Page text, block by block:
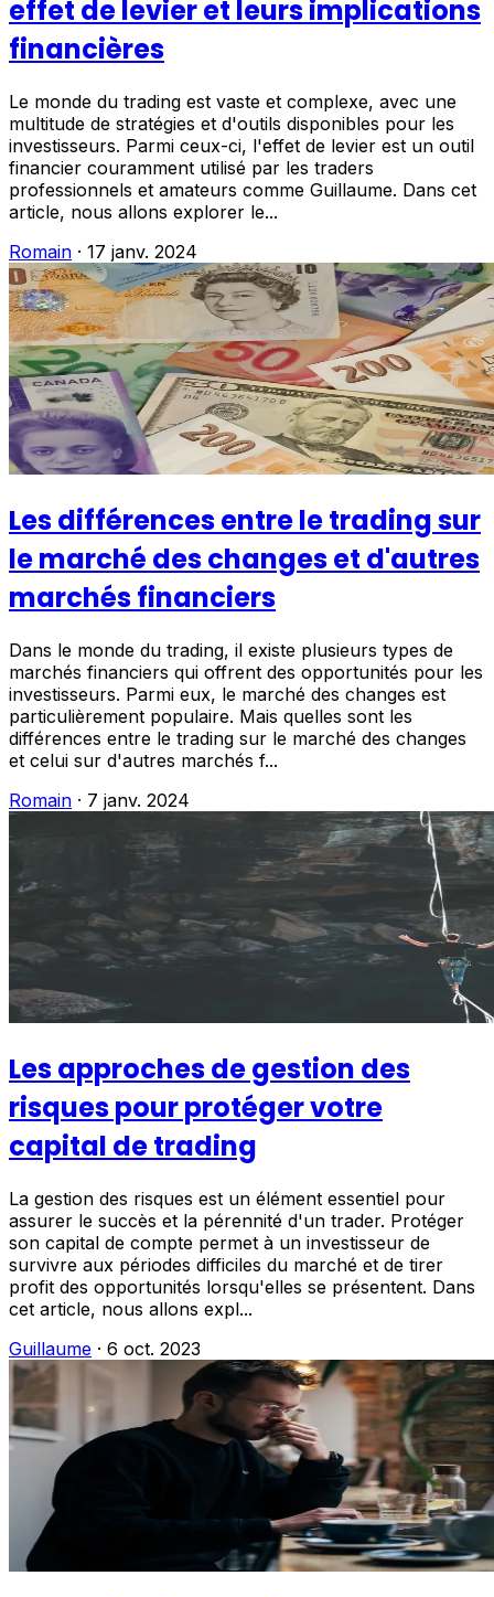
effet de levier et leurs implications
financières
Le monde du trading est vaste et complexe, avec une
multitude de stratégies et d'outils disponibles pour les
investisseurs. Parmi ceux-ci, l'effet de levier est un outil
financier couramment utilisé par les traders
professionnels et amateurs comme Guillaume. Dans cet
article, nous allons explorer le...
Romain · 17 janv. 2024
Les différences entre le trading sur
le marché des changes et d'autres
marchés financiers
Dans le monde du trading, il existe plusieurs types de
marchés financiers qui offrent des opportunités pour les
investisseurs. Parmi eux, le marché des changes est
particulièrement populaire. Mais quelles sont les
différences entre le trading sur le marché des changes
et celui sur d'autres marchés f...
Romain · 7 janv. 2024
Les approches de gestion des
risques pour protéger votre
capital de trading
La gestion des risques est un élément essentiel pour
assurer le succès et la pérennité d'un trader. Protéger
son capital de compte permet à un investisseur de
survivre aux périodes difficiles du marché et de tirer
profit des opportunités lorsqu'elles se présentent. Dans
cet article, nous allons expl...
Guillaume · 6 oct. 2023